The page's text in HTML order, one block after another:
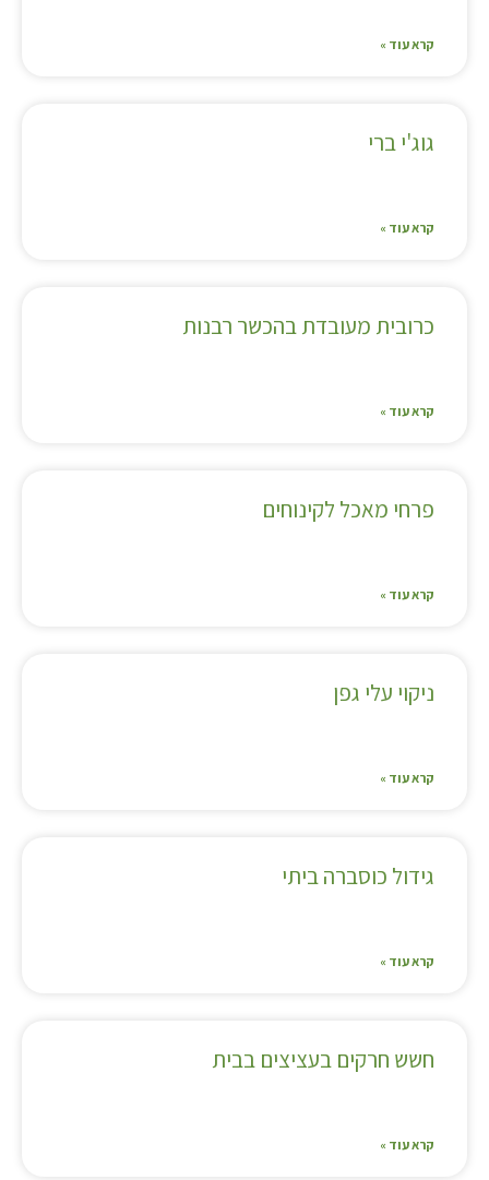
קרא עוד »
גוג'י ברי
קרא עוד »
כרובית מעובדת בהכשר רבנות
קרא עוד »
פרחי מאכל לקינוחים
קרא עוד »
ניקוי עלי גפן
קרא עוד »
גידול כוסברה ביתי
קרא עוד »
חשש חרקים בעציצים בבית
קרא עוד »